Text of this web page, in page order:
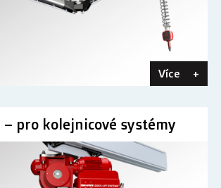
Více +
– pro kolejnicové systémy